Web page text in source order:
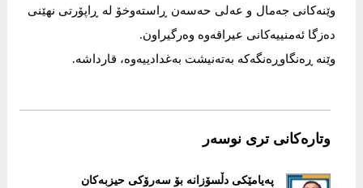
وێنه‌كانی جه‌مال و عه‌لی حه‌سه‌ن ڕاسته‌وخۆ له‌ ڕاپۆرتی نهێنی
ده‌زگا ئه‌منییه‌كانی عیراقه‌وه‌ وه‌رگیراون.
وێنه‌ ڕه‌نگاوڕه‌نگه‌كه‌ به‌ته‌نیشت به‌غدادییه‌وه‌، قارداشه‌.
وتارەکانی تری نوسەر
پەیامێکی دڵسۆزانە بۆ سەرۆکی حیزبەکان